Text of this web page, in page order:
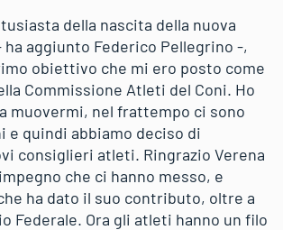
della nascita della nuova
ha aggiunto Federico Pellegrino -,
obiettivo che mi ero posto come
Commissione Atleti del Coni. Ho
muovermi, nel frattempo ci sono
e quindi abbiamo deciso di
consiglieri atleti. Ringrazio Verena
che ci hanno messo, e
ha dato il suo contributo, oltre a
Federale. Ora gli atleti hanno un filo